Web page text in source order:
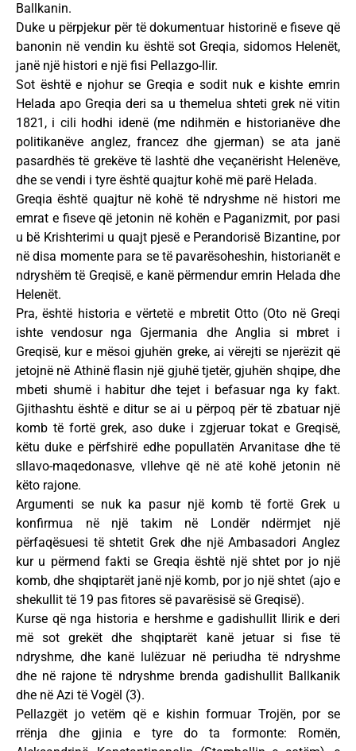
Ballkanin.
Duke u përpjekur për të dokumentuar historinë e fiseve që
banonin në vendin ku është sot Greqia, sidomos Helenët,
janë një histori e një fisi Pellazgo-Ilir.
Sot është e njohur se Greqia e sodit nuk e kishte emrin
Helada apo Greqia deri sa u themelua shteti grek në vitin
1821, i cili hodhi idenë (me ndihmën e historianëve dhe
politikanëve anglez, francez dhe gjerman) se ata janë
pasardhës të grekëve të lashtë dhe veçanërisht Helenëve,
dhe se vendi i tyre është quajtur kohë më parë Helada.
Greqia është quajtur në kohë të ndryshme në histori me
emrat e fiseve që jetonin në kohën e Paganizmit, por pasi
u bë Krishterimi u quajt pjesë e Perandorisë Bizantine, por
në disa momente para se të pavarësoheshin, historianët e
ndryshëm të Greqisë, e kanë përmendur emrin Helada dhe
Helenët.
Pra, është historia e vërtetë e mbretit Otto (Oto në Greqi
ishte vendosur nga Gjermania dhe Anglia si mbret i
Greqisë, kur e mësoi gjuhën greke, ai vërejti se njerëzit që
jetojnë në Athinë flasin një gjuhë tjetër, gjuhën shqipe, dhe
mbeti shumë i habitur dhe tejet i befasuar nga ky fakt.
Gjithashtu është e ditur se ai u përpoq për të zbatuar një
komb të fortë grek, aso duke i zgjeruar tokat e Greqisë,
këtu duke e përfshirë edhe popullatën Arvanitase dhe të
sllavo-maqedonasve, vllehve që në atë kohë jetonin në
këto rajone.
Argumenti se nuk ka pasur një komb të fortë Grek u
konfirmua në një takim në Londër ndërmjet një
përfaqësuesi të shtetit Grek dhe një Ambasadori Anglez
kur u përmend fakti se Greqia është një shtet por jo një
komb, dhe shqiptarët janë një komb, por jo një shtet (ajo e
shekullit të 19 pas fitores së pavarësisë së Greqisë).
Kurse që nga historia e hershme e gadishullit Ilirik e deri
më sot grekët dhe shqiptarët kanë jetuar si fise të
ndryshme, dhe kanë lulëzuar në periudha të ndryshme
dhe në rajone të ndryshme brenda gadishullit Ballkanik
dhe në Azi të Vogël (3).
Pellazgët jo vetëm që e kishin formuar Trojën, por se
rrënja dhe gjinia e tyre do ta formonte: Romën,